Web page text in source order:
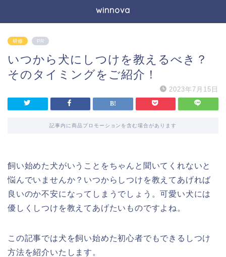
winnova
研修 PR
いつから犬にしつけを教えるべき？
そのタイミングをご紹介！
2023年7月15日
記事内に商品プロモーションを含む場合があります
飼い始めた犬がいうことをちゃんと聞いてくれないと
悩んでいませんか？いつからしつけを教えてあげれば
良いのか不安になってしまうでしょう。可愛い犬には
優しくしつけを教えてあげたいものですよね。
この記事では犬を飼い始めた初心者でもできるしつけ
方法を紹介いたします。